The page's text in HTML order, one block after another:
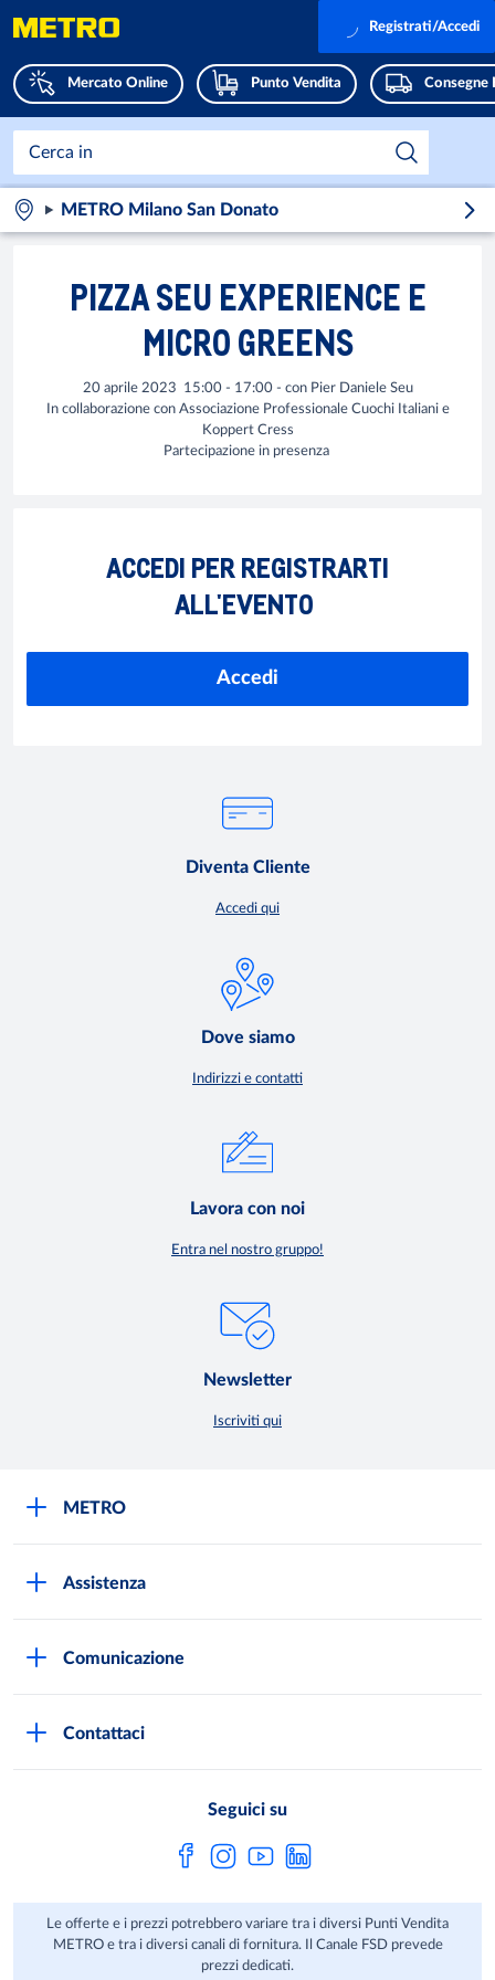
Mercato Online Punto Vendita Consegne
Registrati/Accedi
METRO Milano San Donato
PIZZA SEU EXPERIENCE E
MICRO GREENS
20 aprile 2023 15:00 - 17:00 - con Pier Daniele Seu
In collaborazione con Associazione Professionale Cuochi Italiani e
Koppert Cress
Partecipazione in presenza
ACCEDI PER REGISTRARTI
ALL'EVENTO
Accedi
Diventa Cliente
Accedi qui
Dove siamo
Indirizzi e contatti
Lavora con noi
Entra nel nostro gruppo!
Newsletter
Iscriviti qui
METRO
Metro AG
Assistenza
Comunicazione
Contattaci
Seguici su
Le offerte e i prezzi potrebbero variare tra i diversi Punti Vendita
METRO e tra i diversi canali di fornitura. Il Canale FSD prevede
prezzi dedicati.